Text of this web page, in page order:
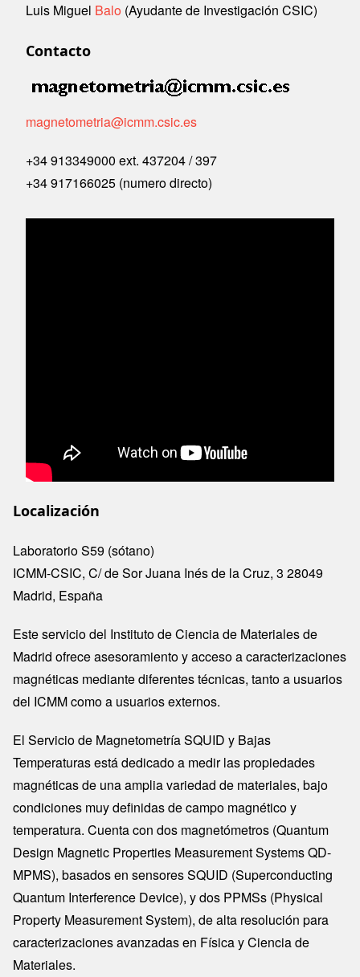
Luis Miguel Balo (Ayudante de Investigación CSIC)
Contacto
Image
magnetometria@icmm.csic.es
+34 913349000 ext. 437204 / 397
+34 917166025 (numero directo)
Localización
Laboratorio S59 (sótano)
ICMM-CSIC, C/ de Sor Juana Inés de la Cruz, 3 28049
Madrid, España
Este servicio del Instituto de Ciencia de Materiales de
Madrid ofrece asesoramiento y acceso a caracterizaciones
magnéticas mediante diferentes técnicas, tanto a usuarios
del ICMM como a usuarios externos.
El Servicio de Magnetometría SQUID y Bajas
Temperaturas está dedicado a medir las propiedades
magnéticas de una amplia variedad de materiales, bajo
condiciones muy definidas de campo magnético y
temperatura. Cuenta con dos magnetómetros (Quantum
Design Magnetic Properties Measurement Systems QD-
MPMS), basados ​​en sensores SQUID (Superconducting
Quantum Interference Device), y dos PPMSs (Physical
Property Measurement System), de alta resolución para
caracterizaciones avanzadas en Física y Ciencia de
Materiales.